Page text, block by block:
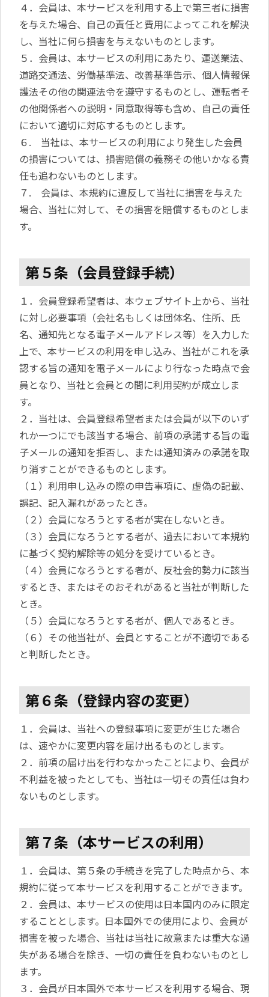
４．会員は、本サービスを利用する上で第三者に損害
を与えた場合、自己の責任と費用によってこれを解決
し、当社に何ら損害を与えないものとします。
５．会員は、本サービスの利用にあたり、運送業法、
道路交通法、労働基準法、改善基準告示、個人情報保
護法その他の関連法令を遵守するものとし、運転者そ
の他関係者への説明・同意取得等も含め、自己の責任
において適切に対応するものとします。
６. 当社は、本サービスの利用により発生した会員
の損害については、損害賠償の義務その他いかなる責
任も追わないものとします。
７. 会員は、本規約に違反して当社に損害を与えた
場合、当社に対して、その損害を賠償するものとしま
す。
第５条（会員登録手続）
１．会員登録希望者は、本ウェブサイト上から、当社
に対し必要事項（会社名もしくは団体名、住所、氏
名、通知先となる電子メールアドレス等）を入力した
上で、本サービスの利用を申し込み、当社がこれを承
認する旨の通知を電子メールにより行なった時点で会
員となり、当社と会員との間に利用契約が成立しま
す。
２．当社は、会員登録希望者または会員が以下のいず
れか一つにでも該当する場合、前項の承諾する旨の電
子メールの通知を拒否し、または通知済みの承諾を取
り消すことができるものとします。
（１）利用申し込みの際の申告事項に、虚偽の記載、
誤記、記入漏れがあったとき。
（２）会員になろうとする者が実在しないとき。
（３）会員になろうとする者が、過去において本規約
に基づく契約解除等の処分を受けているとき。
（４）会員になろうとする者が、反社会的勢力に該当
するとき、またはそのおそれがあると当社が判断した
とき。
（５）会員になろうとする者が、個人であるとき。
（６）その他当社が、会員とすることが不適切である
と判断したとき。
第６条（登録内容の変更）
１．会員は、当社への登録事項に変更が生じた場合
は、速やかに変更内容を届け出るものとします。
２．前項の届け出を行わなかったことにより、会員が
不利益を被ったとしても、当社は一切その責任は負わ
ないものとします。
第７条（本サービスの利用）
１．会員は、第５条の手続きを完了した時点から、本
規約に従って本サービスを利用することができます。
２．会員は、本サービスの使用は日本国内のみに限定
することとします。日本国外での使用により、会員が
損害を被った場合、当社は当社に故意または重大な過
失がある場合を除き、一切の責任を負わないものとし
ます。
３．会員が日本国外で本サービスを利用する場合、現